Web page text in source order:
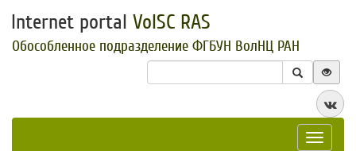
Internet portal VolSC RAS
Обособленное подразделение ФГБУН ВолНЦ РАН
Toggle